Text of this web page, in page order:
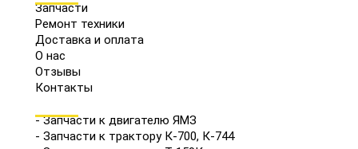
Запчасти
Ремонт техники
Доставка и оплата
О нас
Отзывы
Контакты
- Запчасти к двигателю ЯМЗ
- Запчасти к трактору К-700, К-744